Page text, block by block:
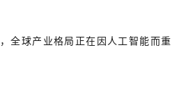
全球产业格局正在因人工智能而重